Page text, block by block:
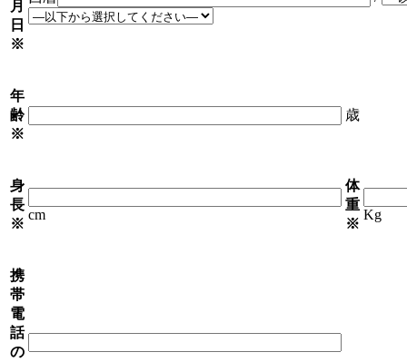
月
日
※
年
齢
※
歳
身
長
※
cm
体
重
※
Kg
携
帯
電
話
の